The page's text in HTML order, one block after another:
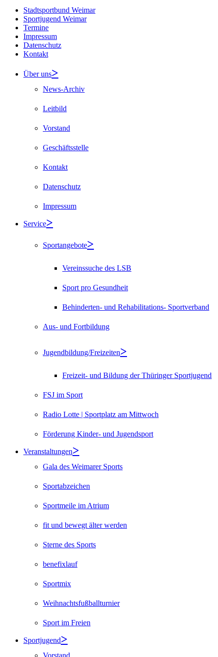
Stadtsportbund Weimar
Sportjugend Weimar
Termine
Impressum
Datenschutz
Kontakt
Über uns
News-Archiv
Leitbild
Vorstand
Geschäftsstelle
Kontakt
Datenschutz
Impressum
Service
Sportangebote
Vereinssuche des LSB
Sport pro Gesundheit
Behinderten- und Rehabilitations- Sportverband
Aus- und Fortbildung
Jugendbildung/Freizeiten
Freizeit- und Bildung der Thüringer Sportjugend
FSJ im Sport
Radio Lotte | Sportplatz am Mittwoch
Förderung Kinder- und Jugendsport
Veranstaltungen
Gala des Weimarer Sports
Sportabzeichen
Sportmeile im Atrium
fit und bewegt älter werden
Sterne des Sports
benefixlauf
Sportmix
Weihnachtsfußballturnier
Sport im Freien
Sportjugend
Vorstand